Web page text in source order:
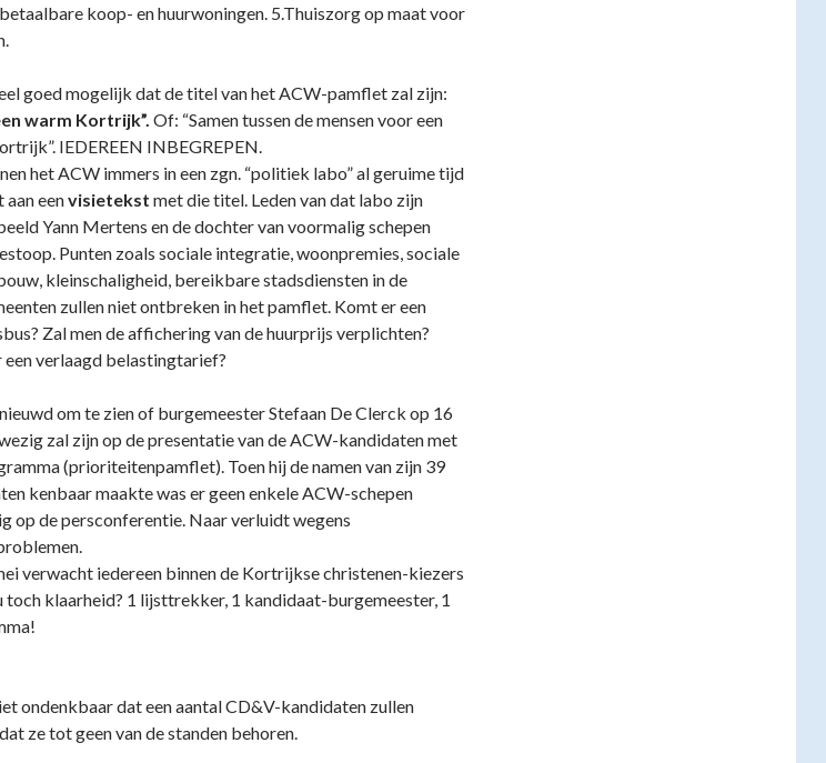
koop- en huurwoningen. 5.Thuiszorg op maat voor
goed mogelijk dat de titel van het ACW-pamflet zal zijn:
warm Kortrijk”. Of: “Samen tussen de mensen voor een
IEDEREEN INBEGREPEN.
het ACW immers in een zgn. “politiek labo” al geruime tijd
eenvisietekst met die titel. Leden van dat labo zijn
Yann Mertens en de dochter van voormalig schepen
Punten zoals sociale integratie, woonpremies, sociale
kleinschaligheid, bereikbare stadsdiensten in de
zullen niet ontbreken in het pamflet. Komt er een
Zal men de affichering van de huurprijs verplichten?
een verlaagd belastingtarief?
om te zien of burgemeester Stefaan De Clerck op 16
zal zijn op de presentatie van de ACW-kandidaten met
(prioriteitenpamflet). Toen hij de namen van zijn 39
kenbaar maakte was er geen enkele ACW-schepen
op de persconferentie. Naar verluidt wegens
verwacht iedereen binnen de Kortrijkse christenen-kiezers
toch klaarheid? 1 lijsttrekker, 1 kandidaat-burgemeester, 1
ondenkbaar dat een aantal CD&V-kandidaten zullen
ze tot geen van de standen behoren.